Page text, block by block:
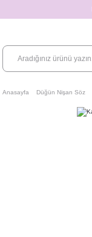
Anasayfa Düğün Nişan Söz